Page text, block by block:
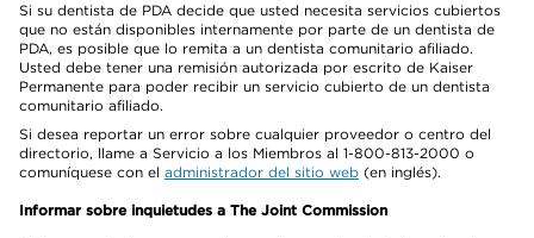
Si su dentista de PDA decide que usted necesita servicios cubiertos
que no están disponibles internamente por parte de un dentista de
PDA, es posible que lo remita a un dentista comunitario afiliado.
Usted debe tener una remisión autorizada por escrito de Kaiser
Permanente para poder recibir un servicio cubierto de un dentista
comunitario afiliado.
Si desea reportar un error sobre cualquier proveedor o centro del
directorio, llame a Servicio a los Miembros al 1-800-813-2000 o
comuníquese con el administrador del sitio web (en inglés).
Informar sobre inquietudes a The Joint Commission